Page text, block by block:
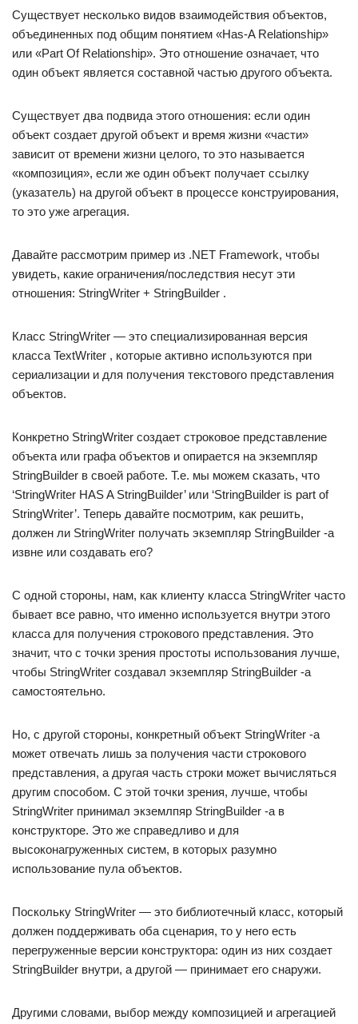
Существует несколько видов взаимодействия объектов,
объединенных под общим понятием «Has-A Relationship»
или «Part Of Relationship». Это отношение означает, что
один объект является составной частью другого объекта.
Существует два подвида этого отношения: если один
объект создает другой объект и время жизни «части»
зависит от времени жизни целого, то это называется
«композиция», если же один объект получает ссылку
(указатель) на другой объект в процессе конструирования,
то это уже агрегация.
Давайте рассмотрим пример из .NET Framework, чтобы
увидеть, какие ограничения/последствия несут эти
отношения: StringWriter + StringBuilder .
Класс StringWriter — это специализированная версия
класса TextWriter , которые активно используются при
сериализации и для получения текстового представления
объектов.
Конкретно StringWriter создает строковое представление
объекта или графа объектов и опирается на экземпляр
StringBuilder в своей работе. Т.е. мы можем сказать, что
‘StringWriter HAS A StringBuilder’ или ‘StringBuilder is part of
StringWriter’. Теперь давайте посмотрим, как решить,
должен ли StringWriter получать экземпляр StringBuilder -а
извне или создавать его?
С одной стороны, нам, как клиенту класса StringWriter часто
бывает все равно, что именно используется внутри этого
класса для получения строкового представления. Это
значит, что с точки зрения простоты использования лучше,
чтобы StringWriter создавал экземпляр StringBuilder -а
самостоятельно.
Но, с другой стороны, конкретный объект StringWriter -а
может отвечать лишь за получения части строкового
представления, а другая часть строки может вычисляться
другим способом. С этой точки зрения, лучше, чтобы
StringWriter принимал экземлпяр StringBuilder -а в
конструкторе. Это же справедливо и для
высоконагруженных систем, в которых разумно
использование пула объектов.
Поскольку StringWriter — это библиотечный класс, который
должен поддерживать оба сценария, то у него есть
перегруженные версии конструктора: один из них создает
StringBuilder внутри, а другой — принимает его снаружи.
Другими словами, выбор между композицией и агрегацией